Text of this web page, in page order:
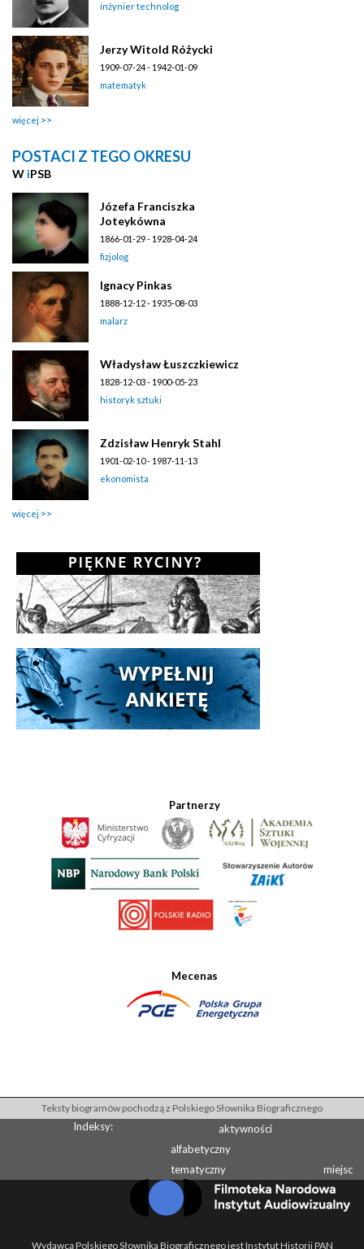
inżynier technolog
Jerzy Witold Różycki
1909-07-24 - 1942-01-09
matematyk
więcej
POSTACI Z TEGO OKRESU
W iPSB
Józefa Franciszka
Joteykówna
1866-01-29 - 1928-04-24
fizjolog
Ignacy Pinkas
1888-12-12 - 1935-08-03
malarz
Władysław Łuszczkiewicz
1828-12-03 - 1900-05-23
historyk sztuki
Zdzisław Henryk Stahl
1901-02-10 - 1987-11-13
ekonomista
więcej
Partnerzy
Mecenas
Teksty biogramów pochodzą z Polskiego Słownika Biograficznego
Indeksy:
aktywności
alfabetyczny
tematyczny
miejsc
Wydawcą Polskiego Słownika Biograficznego jest Instytut Historii PAN